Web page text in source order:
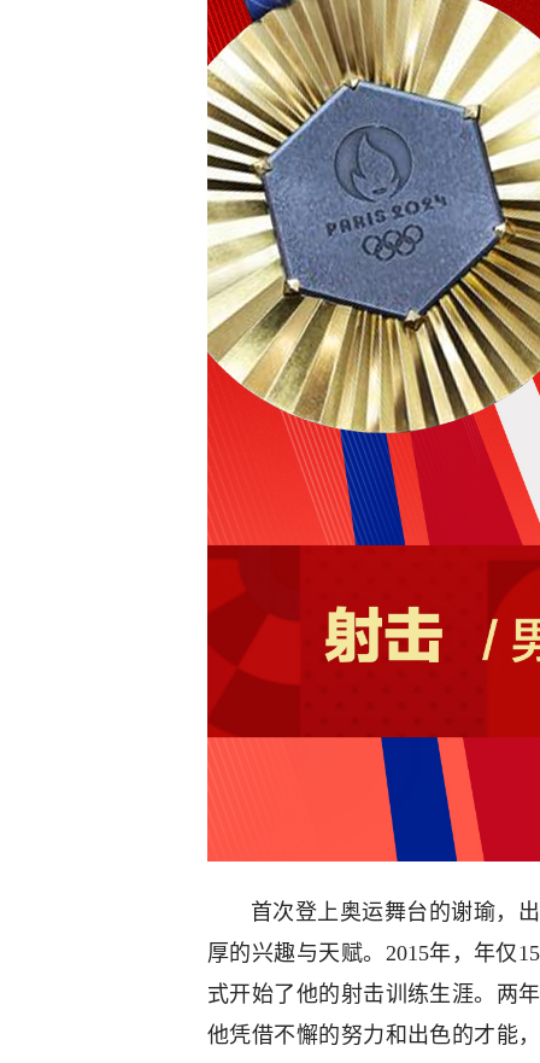
首次登上奥运舞台的谢瑜，
厚的兴趣与天赋。2015年，年仅
式开始了他的射击训练生涯。两
他凭借不懈的努力和出色的才能